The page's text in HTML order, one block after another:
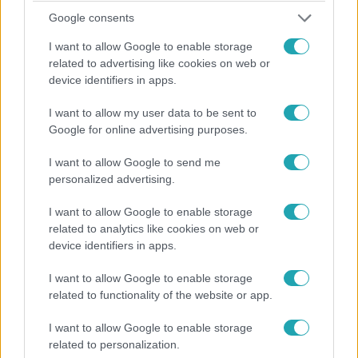
Google consents
I want to allow Google to enable storage
related to advertising like cookies on web or
device identifiers in apps.
I want to allow my user data to be sent to
Google for online advertising purposes.
I want to allow Google to send me
personalized advertising.
I want to allow Google to enable storage
related to analytics like cookies on web or
device identifiers in apps.
I want to allow Google to enable storage
related to functionality of the website or app.
I want to allow Google to enable storage
related to personalization.
Így mentette meg apja életét egy 10 éves kisfiú -
10 éves fiú mentette meg apja életét pécsi otthonukban,
decemberben. Lefekvés után a férfi felkiáltott és
részletesen beszámolt apja állapotáról, majd azt tette,
amit a diszpécser mondott. A hangfelvételt az Országos